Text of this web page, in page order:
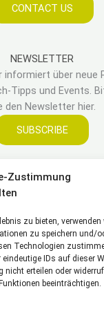
Zustimmung
zu bieten,
zu speichern und/
Technologien
IDs auf dieser
nicht erteilen oder
beeinträchtigen.
CONTACT US
NEWSLETTER
informiert über neue
Tipps und Events.
den Newsletter hier.
SUBSCRIBE
LEGAL
Impressum
Richtlinie(EU)